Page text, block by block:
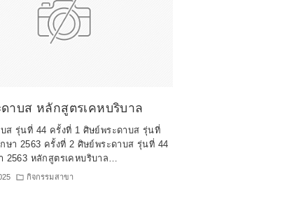
าบส หลักสูตรเคหบริบาล
ส รุ่นที่ 44 ครั้งที่ 1 ศิษย์พระดาบส รุ่นที่
ษา 2563 ครั้งที่ 2 ศิษย์พระดาบส รุ่นที่ 44
2563 หลักสูตรเคหบริบาล…
กิจกรรมสาขา